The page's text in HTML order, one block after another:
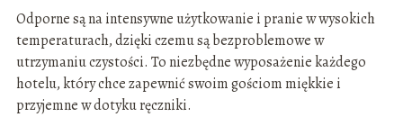
Odporne są na intensywne użytkowanie i pranie w wysokich
temperaturach, dzięki czemu są bezproblemowe w
utrzymaniu czystości. To niezbędne wyposażenie każdego
hotelu, który chce zapewnić swoim gościom miękkie i
przyjemne w dotyku ręczniki.